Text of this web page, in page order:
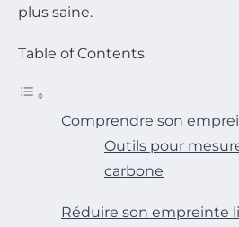
plus saine.
Table of Contents
Comprendre son
Outils pour
carbone
Réduire son empreinte